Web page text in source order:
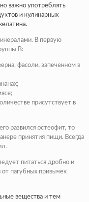
важно употреблять
и кулинарных
В первую
В:
фасоли, запеченном в
присутствует в
развился остеофит, то
принятия пищи. Всегда
питаться дробно и
от пагубных привычек
вещества и тем